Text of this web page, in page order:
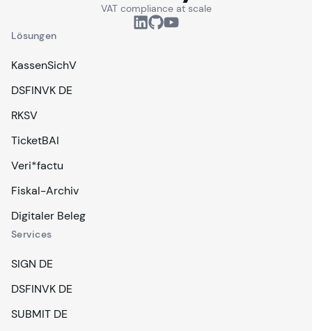
VAT compliance at scale
Lösungen
KassenSichV
DSFINVK DE
RKSV
TicketBAI
Veri*factu
Fiskal-Archiv
Digitaler Beleg
Services
SIGN DE
DSFINVK DE
SUBMIT DE